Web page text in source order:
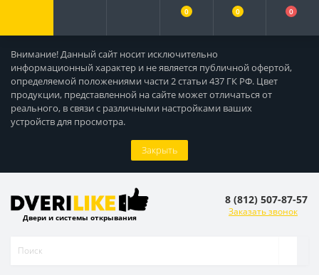
Внимание! Данный сайт носит исключительно
информационный характер и не является публичной офертой,
определяемой положениями части 2 статьи 437 ГК РФ. Цвет
продукции, представленной на сайте может отличаться от
реального, в связи с различными настройками ваших
устройств для просмотра.
Закрыть
0 0 0
Двери и системы открывания
8 (812) 507-87-57
Заказать звонок